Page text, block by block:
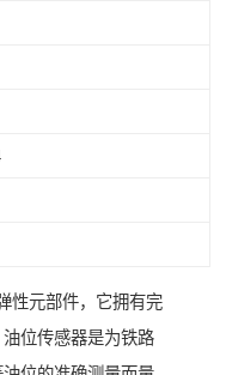
性元部件，它拥有完
位传感器是为铁路